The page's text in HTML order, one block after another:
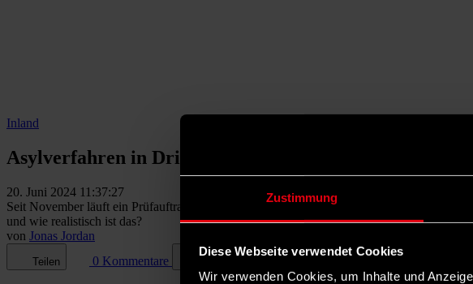
Zustimmung
Diese Webseite verwendet Cookies
Wir verwenden Cookies, um Inhalte und
Inland
Asylverfahren in Drittstaaten: Worum es geht und
20. Juni 2024 11:37:27
Seit November läuft ein Prüfauftrag des Bundesinnenministeriums, ob Asylverfahren in
und wie realistisch ist das?
von Jonas Jordan
Teilen 0 Kommentare